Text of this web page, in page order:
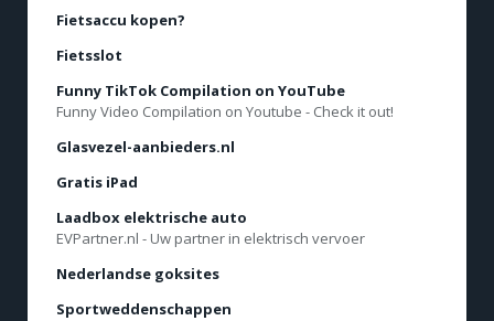
Fietsaccu kopen?
Fietsslot
Funny TikTok Compilation on YouTube
Funny Video Compilation on Youtube - Check it out!
Glasvezel-aanbieders.nl
Gratis iPad
Laadbox elektrische auto
EVPartner.nl - Uw partner in elektrisch vervoer
Nederlandse goksites
Sportweddenschappen